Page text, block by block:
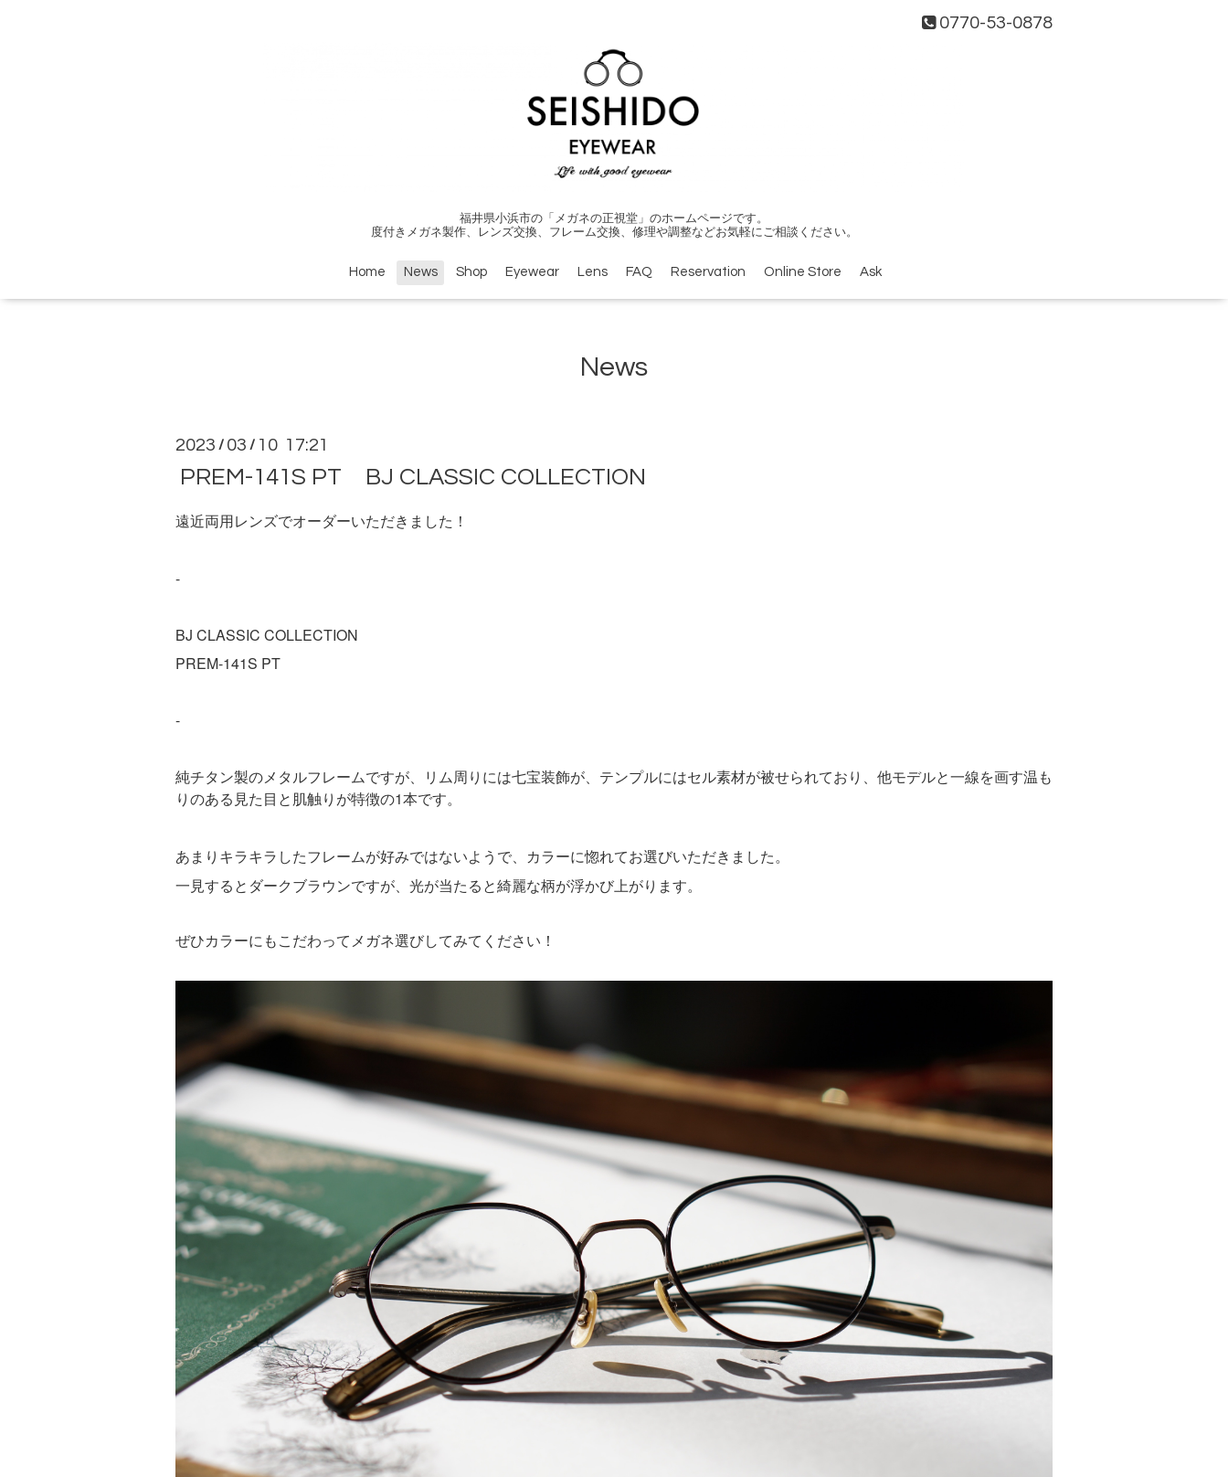
0770-53-0878
福井県小浜市の「メガネの正視堂」のホームページです。
度付きメガネ製作、レンズ交換、フレーム交換、修理や調整などお気軽にご相談ください。
Home News Shop Eyewear Lens FAQ Reservation Online Store Ask
News
2023 / 03 / 10 17:21
PREM-141S PT BJ CLASSIC COLLECTION
遠近両用レンズでオーダーいただきました！
-
BJ CLASSIC COLLECTION
PREM-141S PT
-
純チタン製のメタルフレームですが、リム周りには七宝装飾が、テンプルにはセル素材が被せられており、他モデルと一線を画す温も
りのある見た目と肌触りが特徴の1本です。
あまりキラキラしたフレームが好みではないようで、カラーに惚れてお選びいただきました。
一見するとダークブラウンですが、光が当たると綺麗な柄が浮かび上がります。
ぜひカラーにもこだわってメガネ選びしてみてください ！